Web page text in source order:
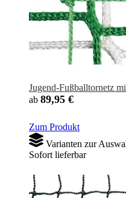
Jugend-Fußballtornetz
ab 89,95 €
Zum Produkt
Varianten zur
Sofort lieferbar